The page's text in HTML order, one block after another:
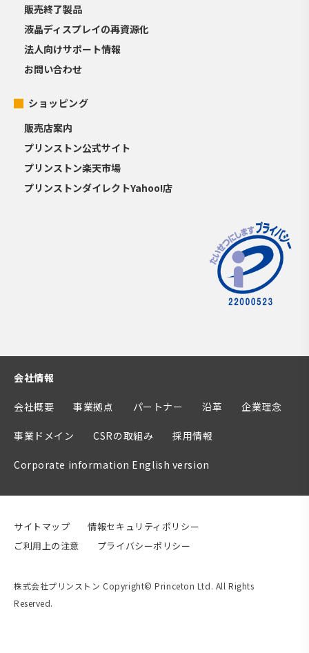
販売終了製品
液晶ディスプレイの再資源化
法人向けサポート情報
お問い合わせ
ショッピング
販売店案内
プリンストン公式サイト
プリンストン楽天市場
プリンストンダイレクトYahoo!店
会社情報
会社概要 事業拠点 パートナー 沿革 企業理念
事業ドメイン CSRの取組み 採用情報
Corporate information English version
サイトマップ
情報セキュリティポリシー
ご利用上の注意
プライバシーポリシー
株式会社プリンストン Copyright© Princeton Ltd. All Rights
Reserved.